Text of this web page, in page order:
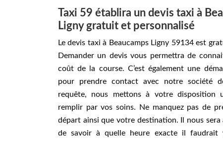
Taxi 59 établira un devis taxi à
Ligny gratuit et personnalisé
Le devis taxi à Beaucamps Ligny 59134 est
Demander un devis vous permettra de
coût de la course. C’est également une
pour prendre contact avec notre société
requête, nous mettons à votre disposition
remplir par vos soins. Ne manquez pas de
départ ainsi que votre destination. Il nous sera
de savoir à quelle heure exacte il faudrait